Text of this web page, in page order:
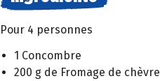
Pour 4 personnes
1 Concombre
200 g de Fromage de chèvre